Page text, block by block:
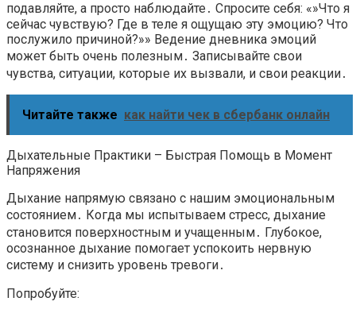
подавляйте, а просто наблюдайте․ Спросите себя: «»Что я
сейчас чувствую? Где в теле я ощущаю эту эмоцию? Что
послужило причиной?»» Ведение дневника эмоций
может быть очень полезным․ Записывайте свои
чувства, ситуации, которые их вызвали, и свои реакции․
Читайте также как найти чек в сбербанк онлайн
Дыхательные Практики – Быстрая Помощь в Момент
Напряжения
Дыхание напрямую связано с нашим эмоциональным
состоянием․ Когда мы испытываем стресс, дыхание
становится поверхностным и учащенным․ Глубокое,
осознанное дыхание помогает успокоить нервную
систему и снизить уровень тревоги․
Попробуйте: